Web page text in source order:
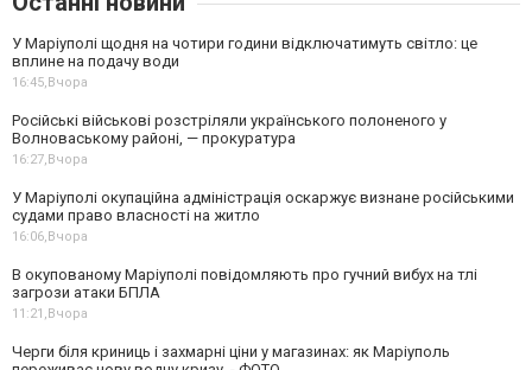
У Маріуполі щодня на чотири години відключатимуть світло: це
вплине на подачу води
16:45,Вчора
Російські військові розстріляли українського полоненого у
Волноваському районі, — прокуратура
16:27,Вчора
У Маріуполі окупаційна адміністрація оскаржує визнане російськими
судами право власності на житло
16:06,Вчора
В окупованому Маріуполі повідомляють про гучний вибух на тлі
загрози атаки БПЛА
11:21,Вчора
Черги біля криниць і захмарні ціни у магазинах: як Маріуполь